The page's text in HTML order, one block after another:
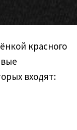
красного
входят: